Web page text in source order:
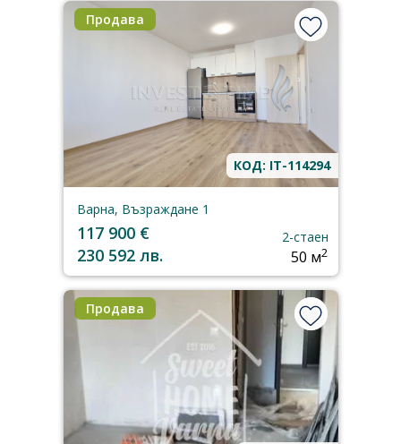
Продава
КОД: IT-114294
Варна, Възраждане 1
117 900 €
230 592 лв.
2-стаен
50 м2
Продава